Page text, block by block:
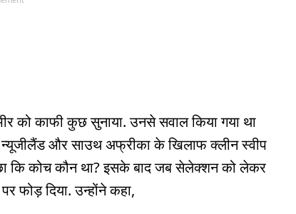
को काफी कुछ सुनाया. उनसे सवाल किया गया था
न्यूजीलैंड और साउथ अफ्रीका के खिलाफ क्लीन स्वीप
किकोच कौन था? इसके बाद जब सेलेक्शन को लेकर
फोड़ दिया. उन्होंने कहा,